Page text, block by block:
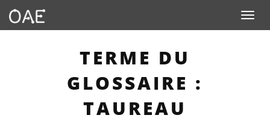
Toggle
TERME DU
GLOSSAIRE :
TAUREAU